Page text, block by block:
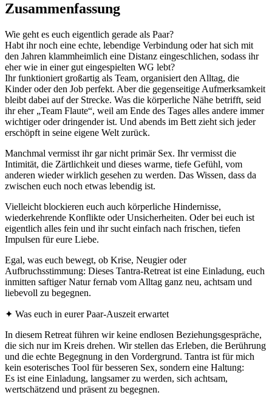
Zusammenfassung
Wie geht es euch eigentlich gerade als Paar?
Habt ihr noch eine echte, lebendige Verbindung oder hat sich mit
den Jahren klammheimlich eine Distanz eingeschlichen, sodass ihr
eher wie in einer gut eingespielten WG lebt?
Ihr funktioniert großartig als Team, organisiert den Alltag, die
Kinder oder den Job perfekt. Aber die gegenseitige Aufmerksamkeit
bleibt dabei auf der Strecke. Was die körperliche Nähe betrifft, seid
ihr eher „Team Flaute“, weil am Ende des Tages alles andere immer
wichtiger oder dringender ist. Und abends im Bett zieht sich jeder
erschöpft in seine eigene Welt zurück.
Manchmal vermisst ihr gar nicht primär Sex. Ihr vermisst die
Intimität, die Zärtlichkeit und dieses warme, tiefe Gefühl, vom
anderen wieder wirklich gesehen zu werden. Das Wissen, dass da
zwischen euch noch etwas lebendig ist.
Vielleicht blockieren euch auch körperliche Hindernisse,
wiederkehrende Konflikte oder Unsicherheiten. Oder bei euch ist
eigentlich alles fein und ihr sucht einfach nach frischen, tiefen
Impulsen für eure Liebe.
Egal, was euch bewegt, ob Krise, Neugier oder
Aufbruchsstimmung: Dieses Tantra-Retreat ist eine Einladung, euch
inmitten saftiger Natur fernab vom Alltag ganz neu, achtsam und
liebevoll zu begegnen.
✦ Was euch in eurer Paar-Auszeit erwartet
In diesem Retreat führen wir keine endlosen Beziehungsgespräche,
die sich nur im Kreis drehen. Wir stellen das Erleben, die Berührung
und die echte Begegnung in den Vordergrund. Tantra ist für mich
kein esoterisches Tool für besseren Sex, sondern eine Haltung:
Es ist eine Einladung, langsamer zu werden, sich achtsam,
wertschätzend und präsent zu begegnen.